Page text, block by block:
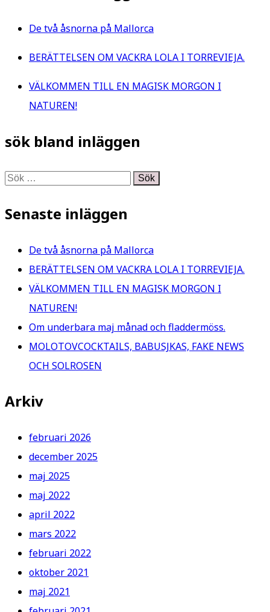
De två åsnorna på Mallorca
BERÄTTELSEN OM VACKRA LOLA I TORREVIEJA.
VÄLKOMMEN TILL EN MAGISK MORGON I
NATUREN!
sök bland inläggen
Sök
Senaste inläggen
De två åsnorna på Mallorca
BERÄTTELSEN OM VACKRA LOLA I TORREVIEJA.
VÄLKOMMEN TILL EN MAGISK MORGON I
NATUREN!
Om underbara maj månad och fladdermöss.
MOLOTOVCOCKTAILS, BABUSJKAS, FAKE NEWS
OCH SOLROSEN
Arkiv
februari 2026
december 2025
maj 2025
maj 2022
april 2022
mars 2022
februari 2022
oktober 2021
maj 2021